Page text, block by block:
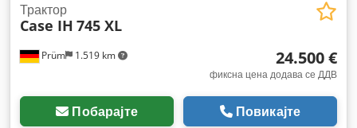
Prüm 1.519 km
Трактор
Case IH 745 XL
24.500 €
фиксна цена додава се ДДВ
Побарајте Повикајте